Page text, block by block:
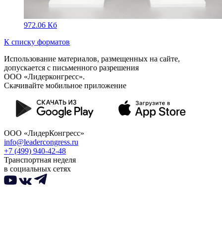
972.06 Кб
К списку форматов
Использование материалов, размещенных на сайте,
допускается с письменного разрешения
ООО «Лидерконгресс».
Скачивайте мобильное приложение
ООО «ЛидерКонгресс»
info@leadercongress.ru
+7 (499) 940-42-48
Транспортная неделя
в социальных сетях